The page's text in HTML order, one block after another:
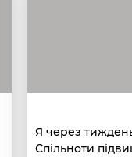
Я через
Спільноти